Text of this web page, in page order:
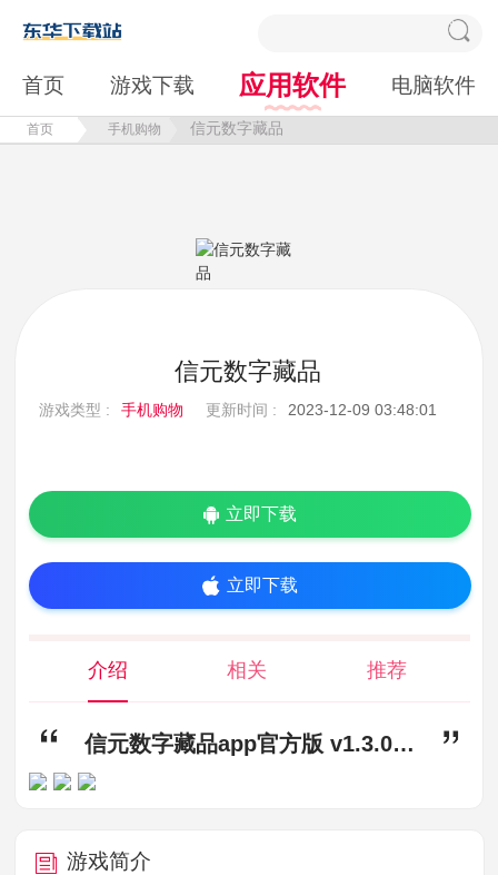
首页 游戏下载 应用软件 电脑软件
首页 手机购物 信元数字藏品
信元数字藏品
游戏类型 : 手机购物 更新时间 : 2023-12-09 03:48:01
立即下载
立即下载
介绍 相关 推荐
信元数字藏品app官方版 v1.3.0,信元app下载,信元数字藏品app官方版
游戏简介